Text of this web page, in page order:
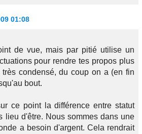
01:08
de vue, mais par pitié utilise un
pour rendre tes propos plus
très condensé, du coup on a (en fin
bout.
ce point la différence entre statut
lieu d'être. Nous sommes dans une
a besoin d'argent. Cela rendrait